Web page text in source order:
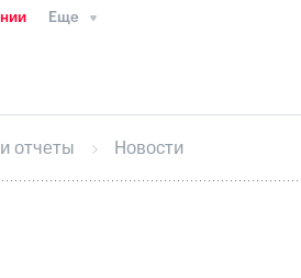
Еще
Интервью
секретарьРаскрытие
кабинет акционера
отчеты Новости